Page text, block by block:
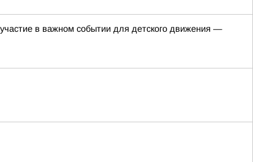
в важном событии для детского движения —